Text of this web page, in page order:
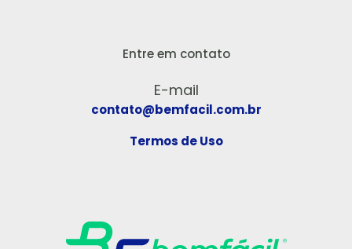
Entre em contato
E-mail
contato@bemfacil.com.br
Termos de Uso